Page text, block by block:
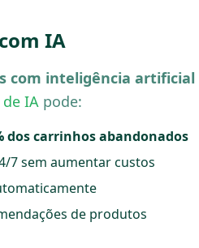
IA
com inteligência artificial
IA pode:
dos carrinhos abandonados
7 sem aumentar custos
de produtos